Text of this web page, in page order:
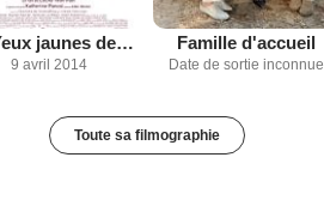
Les Yeux jaunes des crocodiles
9 avril 2014
Famille d'accueil
Date de sortie inconnue
Toute sa filmographie